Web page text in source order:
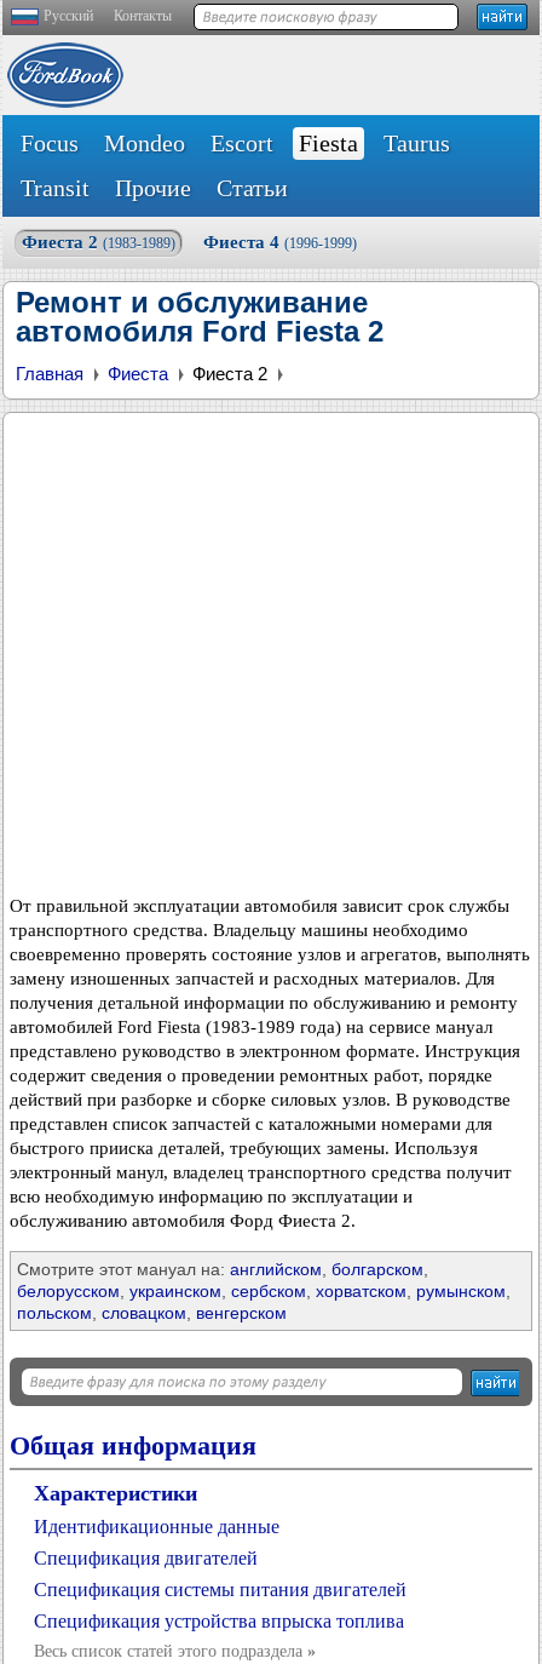
Русский Контакты
Focus Mondeo Escort Fiesta
Taurus
Transit
Прочие Статьи
Фиеста 2 (1983-1989) Фиеста 4 (1996-1999)
Ремонт и обслуживание
автомобиля Ford Fiesta 2
Главная Фиеста Фиеста 2
От правильной эксплуатации автомобиля зависит срок службы
транспортного средства. Владельцу машины необходимо
своевременно проверять состояние узлов и агрегатов, выполнять
замену изношенных запчастей и расходных материалов. Для
получения детальной информации по обслуживанию и ремонту
автомобилей Ford Fiesta (1983-1989 года) на сервисе мануал
представлено руководство в электронном формате. Инструкция
содержит сведения о проведении ремонтных работ, порядке
действий при разборке и сборке силовых узлов. В руководстве
представлен список запчастей с каталожными номерами для
быстрого прииска деталей, требующих замены. Используя
электронный манул, владелец транспортного средства получит
всю необходимую информацию по эксплуатации и
обслуживанию автомобиля Форд Фиеста 2.
Смотрите этот мануал на: английском болгарском
белорусском украинском сербском хорватском румынском
польском словацком венгерском
Общая информация
Характеристики
Идентификационные данные
Спецификация двигателей
Спецификация системы питания двигателей
Спецификация устройства впрыска топлива
Весь список статей этого подраздела »